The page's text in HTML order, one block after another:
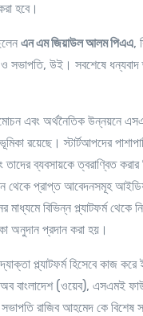
হবে।
এন এম জিয়াউল আলম পিএএ,
ও সভাপতি, উই। সবশেষে ধন্যবাদ
এবং অর্থনৈতিক উন্নয়নে
রয়েছে। স্টার্টআপদের
ব্যবসায়কে ত্বরাণ্বিত
থেকে প্রাপ্ত আবেদনসমূহ
বিভিন্ন প্ল্যাটফর্ম থেকে
অনুদান প্রদান করা হয়।
প্ল্যাটফর্ম হিসেবে কাজ করে
বাংলাদেশ (ওয়েব), এসএমই
রাজিব আহমেদ কে বিশেষ